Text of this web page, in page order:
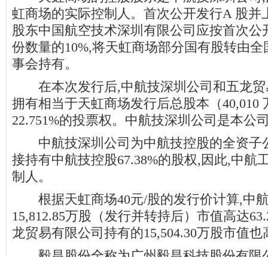
虹商场的实际控制人。首次公开发行A 股并
股东中国航空技术深圳有限公司应按首次公
份数量的10%,将天虹商场部分国有股转由
事会持有。
在本次发行后,中航技深圳公司和五龙贸
拥有相当于天虹商场发行后总股本（40,010
22.751%的投票权。中航技深圳公司是本公
中航技深圳公司为中航技控股的全资子
接持有中航技控股67.38%的股权,因此,中航
制人。
根据天虹商场40元/股的发行价计算,中
15,812.85万股（发行并转持后）市值高达
龙贸易有限公司持有的15,504.30万股市值